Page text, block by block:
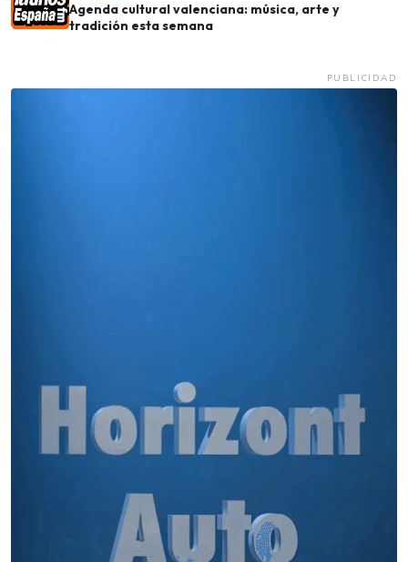
Agenda cultural valenciana: música, arte y
tradición esta semana
PUBLICIDAD